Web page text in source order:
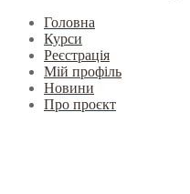
Головна
Курси
Реєстрація
Мій профіль
Новини
Про проєкт